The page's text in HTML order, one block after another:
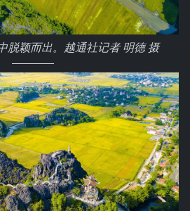
脱颖而出。越通社记者 明德 摄